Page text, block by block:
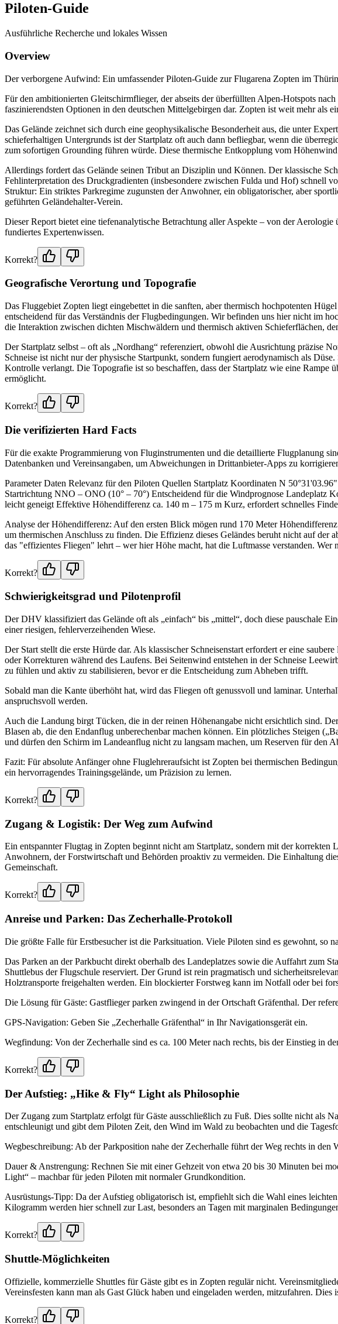
Piloten-Guide
Ausführliche Recherche und lokales Wissen
Overview
Der verborgene Aufwind: Ein umfassender Piloten-Guide zur Flugarena Zopten im
Für den ambitionierten Gleitschirmflieger, der abseits der überfüllten Alpen-Hotspots
faszinierendsten Optionen in den deutschen Mittelgebirgen dar. Zopten ist weit mehr
Das Gelände zeichnet sich durch eine geophysikalische Besonderheit aus, die unter
schieferhaltigen Untergrunds ist der Startplatz oft auch dann befliegbar, wenn die
zum sofortigen Grounding führen würde. Diese thermische Entkopplung vom
Allerdings fordert das Gelände seinen Tribut an Disziplin und Können. Der klassische
Fehlinterpretation des Druckgradienten (insbesondere zwischen Fulda und Hof) schnell
Struktur: Ein striktes Parkregime zugunsten der Anwohner, ein obligatorischer, aber
geführten Geländehalter-Verein.
Dieser Report bietet eine tiefenanalytische Betrachtung aller Aspekte – von der
fundiertes Expertenwissen.
Korrekt?
Geografische Verortung und Topografie
Das Fluggebiet Zopten liegt eingebettet in die sanften, aber thermisch hochpotenten
entscheidend für das Verständnis der Flugbedingungen. Wir befinden uns hier nicht im
die Interaktion zwischen dichten Mischwäldern und thermisch aktiven Schieferflächen,
Der Startplatz selbst – oft als „Nordhang“ referenziert, obwohl die Ausrichtung präzise
Schneise ist nicht nur der physische Startpunkt, sondern fungiert aerodynamisch als
Kontrolle verlangt. Die Topografie ist so beschaffen, dass der Startplatz wie eine
ermöglicht.
Korrekt?
Die verifizierten Hard Facts
Für die exakte Programmierung von Fluginstrumenten und die detaillierte Flugplanung
Datenbanken und Vereinsangaben, um Abweichungen in Drittanbieter-Apps zu
Parameter Daten Relevanz für den Piloten Quellen Startplatz Koordinaten N
Startrichtung NNO – ONO (10° – 70°) Entscheidend für die Windprognose
leicht geneigt Effektive Höhendifferenz ca. 140 m – 175 m Kurz, erfordert schnelles
Analyse der Höhendifferenz: Auf den ersten Blick mögen rund 170 Meter
um thermischen Anschluss zu finden. Die Effizienz dieses Geländes beruht nicht auf der
das "effizientes Fliegen" lehrt – wer hier Höhe macht, hat die Luftmasse verstanden. Wer
Korrekt?
Schwierigkeitsgrad und Pilotenprofil
Der DHV klassifiziert das Gelände oft als „einfach“ bis „mittel“, doch diese pauschale
einer riesigen, fehlerverzeihenden Wiese.
Der Start stellt die erste Hürde dar. Als klassischer Schneisenstart erfordert er eine
oder Korrekturen während des Laufens. Bei Seitenwind entstehen in der Schneise
zu fühlen und aktiv zu stabilisieren, bevor er die Entscheidung zum Abheben trifft.
Sobald man die Kante überhöht hat, wird das Fliegen oft genussvoll und laminar.
anspruchsvoll werden.
Auch die Landung birgt Tücken, die in der reinen Höhenangabe nicht ersichtlich sind.
Blasen ab, die den Endanflug unberechenbar machen können. Ein plötzliches Steigen
und dürfen den Schirm im Landeanflug nicht zu langsam machen, um Reserven für den
Fazit: Für absolute Anfänger ohne Fluglehreraufsicht ist Zopten bei thermischen
ein hervorragendes Trainingsgelände, um Präzision zu lernen.
Korrekt?
Zugang & Logistik: Der Weg zum Aufwind
Ein entspannter Flugtag in Zopten beginnt nicht am Startplatz, sondern mit der
Anwohnern, der Forstwirtschaft und Behörden proaktiv zu vermeiden. Die Einhaltung
Gemeinschaft.
Korrekt?
Anreise und Parken: Das Zecherhalle-Protokoll
Die größte Falle für Erstbesucher ist die Parksituation. Viele Piloten sind es gewohnt, so
Das Parken an der Parkbucht direkt oberhalb des Landeplatzes sowie die Auffahrt zum
Shuttlebus der Flugschule reserviert. Der Grund ist rein pragmatisch und
Holztransporte freigehalten werden. Ein blockierter Forstweg kann im Notfall oder bei
Die Lösung für Gäste: Gastflieger parken zwingend in der Ortschaft Gräfenthal. Der
GPS-Navigation: Geben Sie „Zecherhalle Gräfenthal“ in Ihr Navigationsgerät ein.
Wegfindung: Von der Zecherhalle sind es ca. 100 Meter nach rechts, bis der Einstieg in
Korrekt?
Der Aufstieg: „Hike & Fly“ Light als Philosophie
Der Zugang zum Startplatz erfolgt für Gäste ausschließlich zu Fuß. Dies sollte nicht als
entschleunigt und gibt dem Piloten Zeit, den Wind im Wald zu beobachten und die
Wegbeschreibung: Ab der Parkposition nahe der Zecherhalle führt der Weg rechts in
Dauer & Anstrengung: Rechnen Sie mit einer Gehzeit von etwa 20 bis 30 Minuten bei
Light“ – machbar für jeden Piloten mit normaler Grundkondition.
Ausrüstungs-Tipp: Da der Aufstieg obligatorisch ist, empfiehlt sich die Wahl eines
Kilogramm werden hier schnell zur Last, besonders an Tagen mit marginalen
Korrekt?
Shuttle-Möglichkeiten
Offizielle, kommerzielle Shuttles für Gäste gibt es in Zopten regulär nicht.
Vereinsfesten kann man als Gast Glück haben und eingeladen werden, mitzufahren.
Korrekt?